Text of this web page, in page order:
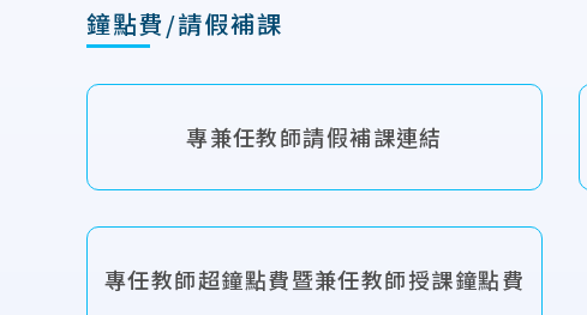
鐘點費/請假補課
專兼任教師請假補課連結
專任教師超鐘點費暨兼任教師授課鐘點費